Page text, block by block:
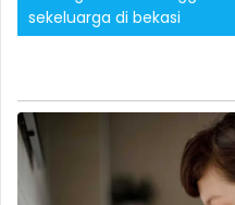
sekeluarga di bekasi